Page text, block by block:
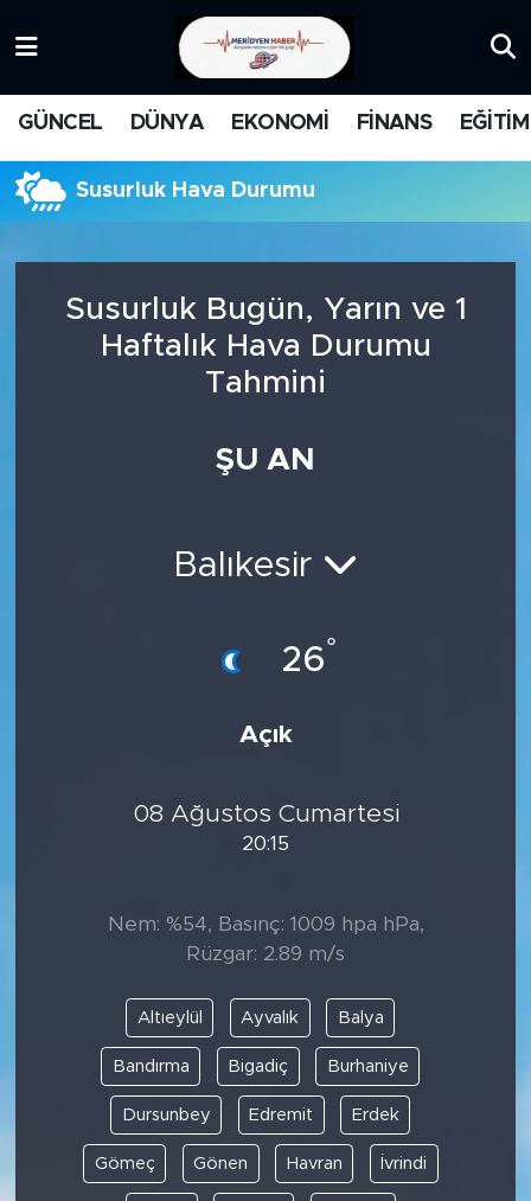
GÜNCEL DÜNYA EKONOMİ FİNANS EĞİTİM
Susurluk Hava Durumu
Susurluk Bugün, Yarın ve 1
Haftalık Hava Durumu
Tahmini
ŞU AN
Balıkesir
26°
Açık
08 Ağustos Cumartesi
20:15
Nem: %54, Basınç: 1009 hpa hPa,
Rüzgar: 2.89 m/s
Altıeylül Ayvalık Balya
Bandırma Bigadiç Burhaniye
Dursunbey Edremit Erdek
Gömeç Gönen Havran İvrindi
FİNANS
BİLİM-TEKNOLOJİ
DİNİ
POLİTİKA
EKONOMİ
SPOR
KÜLTÜR SANAT
Süper Lig Puan Durumu ve Fikstür
Tüm Manşetler
Son Dakika Haberleri